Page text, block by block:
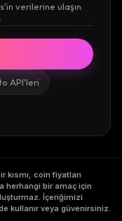
verilerine ulaşın.
API'leri
kısmı, coin fiyatları
herhangi bir amaç için
İçeriğimizi
kullanır veya güvenirsiniz.